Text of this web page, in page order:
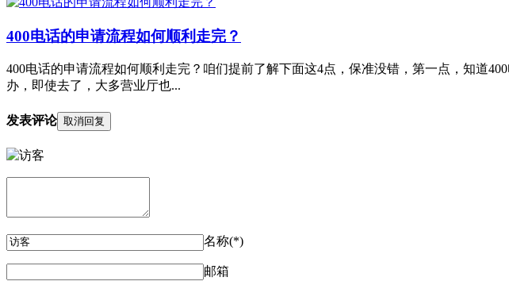
400电话的申请流程如何顺利走完？
400电话的申请流程如何顺利走完？咱们提前了解下面这4点，保准没错，第一点，知道
办，即使去了，大多营业厅也...
发表评论 取消回复
名称(*)
邮箱